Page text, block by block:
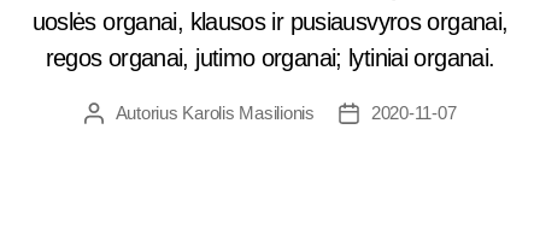
uoslės organai, klausos ir pusiausvyros organai,
regos organai, jutimo organai; lytiniai organai.
ĮrašoAutorius Karolis Masilionis
Įrašo2020-11-07